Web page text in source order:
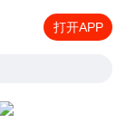
打开APP